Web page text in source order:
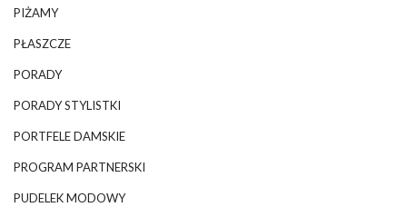
PIŻAMY
PŁASZCZE
PORADY
PORADY STYLISTKI
PORTFELE DAMSKIE
PROGRAM PARTNERSKI
PUDELEK MODOWY